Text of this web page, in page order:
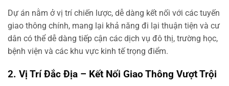
Dự án nằm ở vị trí chiến lược, dễ dàng kết nối với các tuyến
giao thông chính, mang lại khả năng đi lại thuận tiện và cư
dân có thể dễ dàng tiếp cận các dịch vụ đô thị, trường học,
bệnh viện và các khu vực kinh tế trọng điểm.
2. Vị Trí Đắc Địa – Kết Nối Giao Thông Vượt Trội